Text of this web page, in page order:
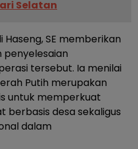
Selatan
Haseng, SE memberikan
tersebut. Ia menilai
Putih merupakan
untuk memperkuat
berbasis desa sekaligus
dalam